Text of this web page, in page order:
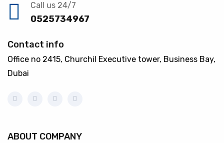
Call us 24/7
0525734967
Contact info
Office no 2415, Churchil Executive tower, Business Bay,
Dubai
ABOUT COMPANY